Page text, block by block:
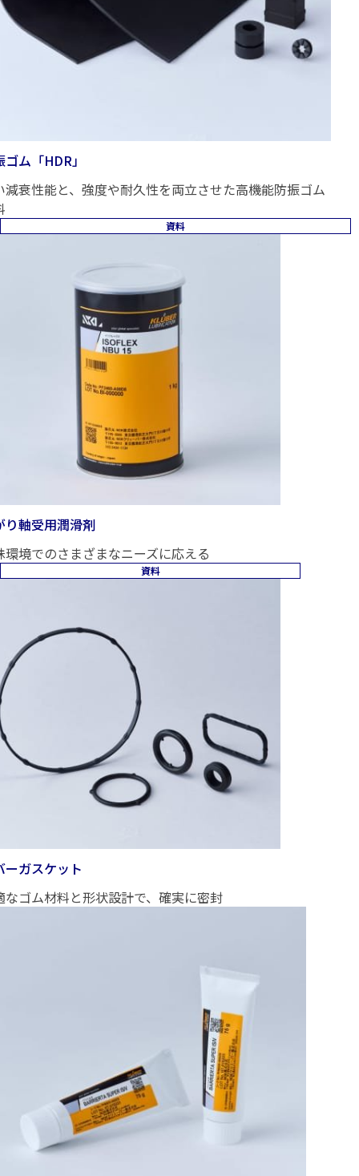
ゴム「HDR」
減衰性能と、強度や耐久性を両立させた高機能防振ゴム
資料
り軸受用潤滑剤
環境でのさまざまなニーズに応える
資料
ーガスケット
なゴム材料と形状設計で、確実に密封